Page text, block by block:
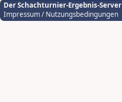
Der Schachturnier-Ergebnis-Server
Impressum / Nutzungsbedingungen